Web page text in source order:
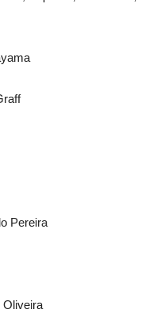
Pereira
Oliveira